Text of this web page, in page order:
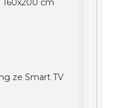
160x200 cm
ze Smart TV